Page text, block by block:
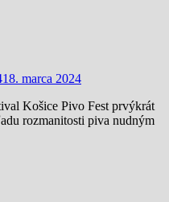
18. marca 2024
Košice Pivo Fest prvýkrát
rozmanitosti piva nudným